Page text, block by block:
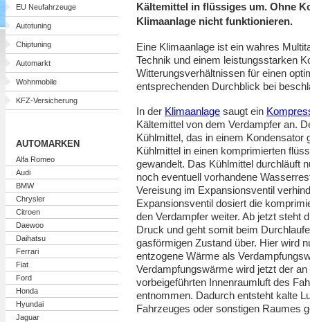
EU Neufahrzeuge
Autotuning
Chiptuning
Automarkt
Wohnmobile
KFZ-Versicherung
AUTOMARKEN
Alfa Romeo
Audi
BMW
Chrysler
Citroen
Daewoo
Daihatsu
Ferrari
Fiat
Ford
Honda
Hyundai
Jaguar
Kältemittel in flüssiges um. Ohne
Klimaanlage nicht funktionieren.
Eine Klimaanlage ist ein wahres
Technik und einem leistungsstarken
Witterungsverhältnissen für einen
entsprechenden Durchblick bei
In der Klimaanlage saugt ein
Kältemittel von dem Verdampfer an.
Kühlmittel, das in einem Kondensator
Kühlmittel in einen komprimierten
gewandelt. Das Kühlmittel durchläuft
noch eventuell vorhandene
Vereisung im Expansionsventil
Expansionsventil dosiert die
den Verdampfer weiter. Ab jetzt steht
Druck und geht somit beim
gasförmigen Zustand über. Hier wird
entzogene Wärme als
Verdampfungswärme wird jetzt der
vorbeigeführten Innenraumluft des
entnommen. Dadurch entsteht kalte
Fahrzeuges oder sonstigen Raumes